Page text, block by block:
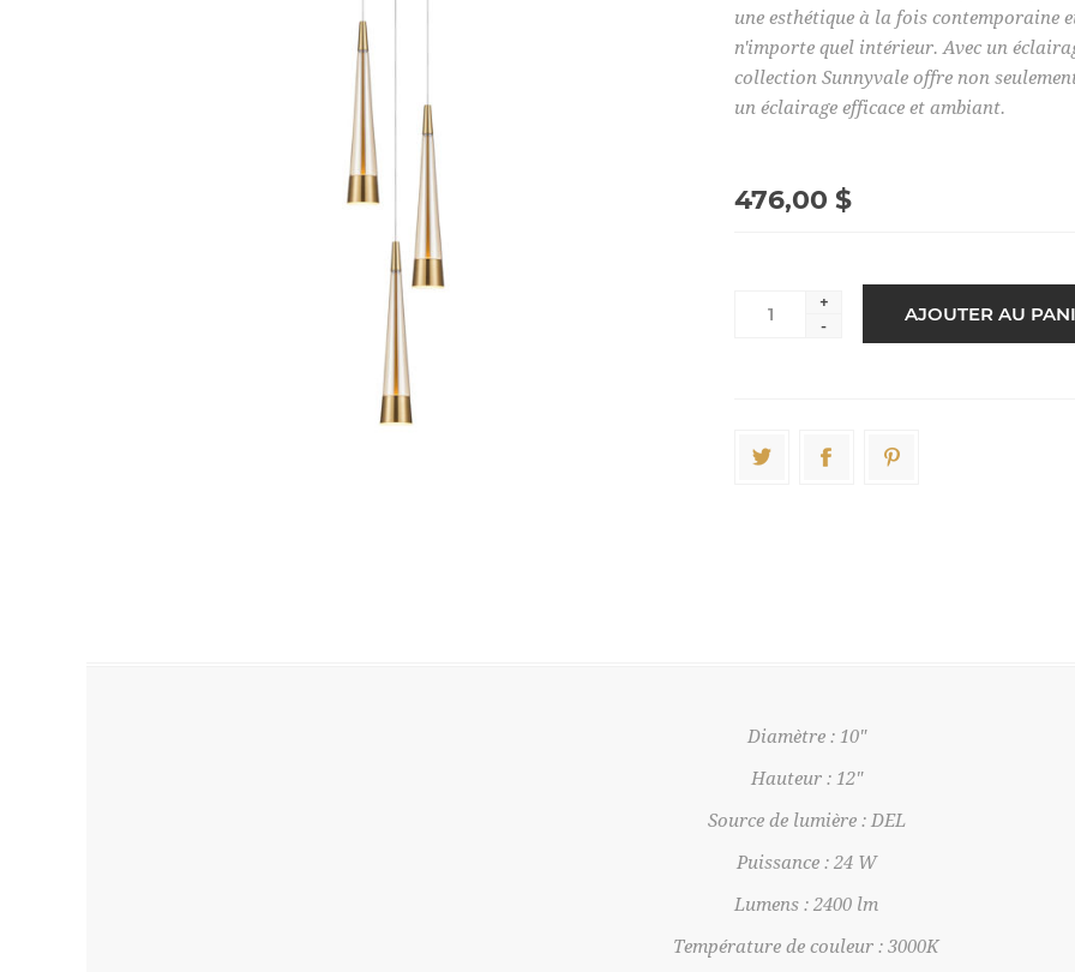
une esthétique à la fois contemporaine
n'importe quel intérieur. Avec un
collection Sunnyvale offre non
un éclairage efficace et ambiant.
476,00 $
+
-
Diamètre : 10"
Hauteur : 12"
Source de lumière : DEL
Puissance : 24 W
Lumens : 2400 lm
Température de couleur : 3000K